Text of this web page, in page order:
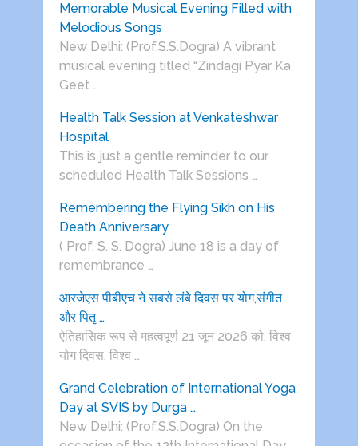
Memorable Musical Evening Filled with
Melodious Songs
New Delhi: (Prof.S.S.Dogra) A vibrant
musical evening titled “Zindagi Pyar Ka
Geet …
Health Talk Session at Venkateshwar
Hospital
This is just a gentle reminder to our
scheduled Health Talk Sessions …
Remembering the Flying Sikh on His
Death Anniversary
( Prof. S. S. Dogra) June 18 is a day of
remembrance …
आरजेएस पीबीएच ने सबसे लंबे दिवस पर योग,संगीत
और पितृ …
ऐतिहासिक रूप से महत्वपूर्ण 21 जून 2026 को, विश्व
योग दिवस, विश्व …
Grand Celebration of International Yoga
Day at SVIS by Durga …
New Delhi: (Prof.S.S.Dogra) On the